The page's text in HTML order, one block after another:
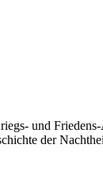
und
der